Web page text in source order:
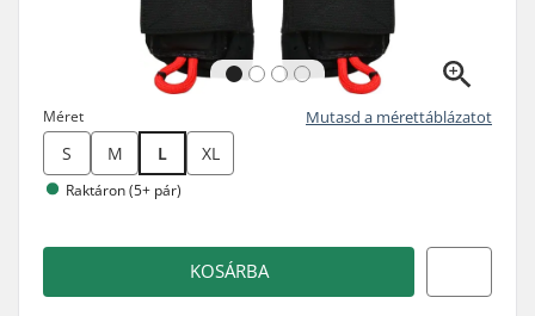
Méret Mutasd a mérettáblázatot
S M L XL
Raktáron (5+ pár)
KOSÁRBA